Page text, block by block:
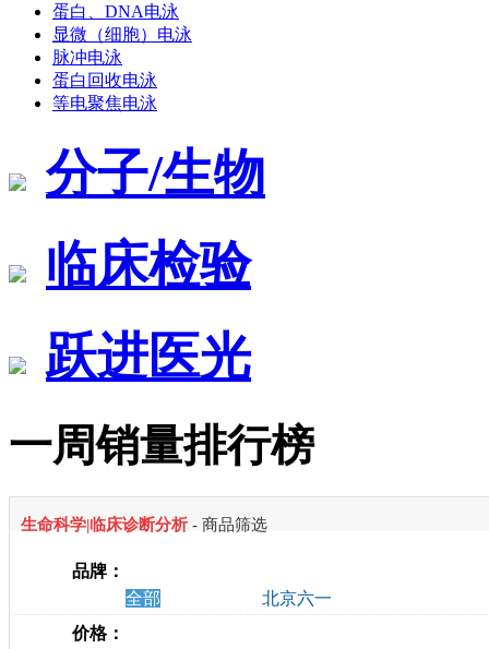
蛋白、DNA电泳
显微（细胞）电泳
脉冲电泳
蛋白回收电泳
等电聚焦电泳
分子/生物
临床检验
跃进医光
一周销量排行榜
生命科学|临床诊断分析 - 商品筛选
品牌：
全部
北京六一
价格：